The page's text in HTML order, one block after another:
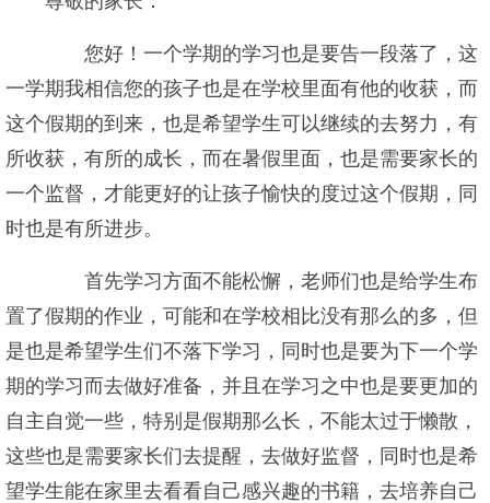
您好！一个学期的学习也是要告一段落了，这
一学期我相信您的孩子也是在学校里面有他的收获，而
这个假期的到来，也是希望学生可以继续的去努力，有
所收获，有所的成长，而在暑假里面，也是需要家长的
一个监督，才能更好的让孩子愉快的度过这个假期，同
时也是有所进步。
首先学习方面不能松懈，老师们也是给学生布
置了假期的作业，可能和在学校相比没有那么的多，但
是也是希望学生们不落下学习，同时也是要为下一个学
期的学习而去做好准备，并且在学习之中也是要更加的
自主自觉一些，特别是假期那么长，不能太过于懒散，
这些也是需要家长们去提醒，去做好监督，同时也是希
望学生能在家里去看看自己感兴趣的书籍，去培养自己